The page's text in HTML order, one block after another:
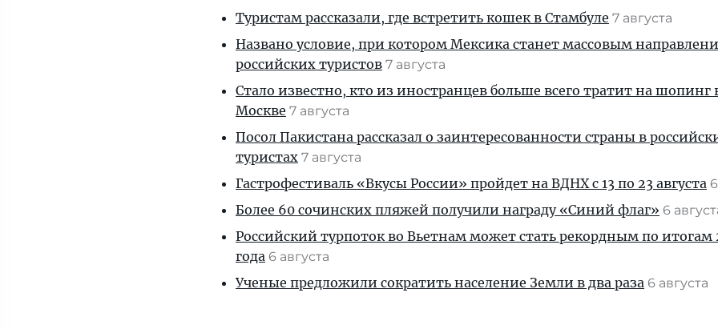
Туристам рассказали, где встретить кошек в Стамбуле 7 августа
Названо условие, при котором Мексика станет массовым
российских туристов 7 августа
Стало известно, кто из иностранцев больше всего тратит на шопинг
Москве 7 августа
Посол Пакистана рассказал о заинтересованности страны в
туристах 7 августа
Гастрофестиваль «Вкусы России» пройдет на ВДНХ с 13 по 23 августа
Более 60 сочинских пляжей получили награду «Синий флаг» 6
Российский турпоток во Вьетнам может стать рекордным по итогам
года 6 августа
Ученые предложили сократить население Земли в два раза 6 августа